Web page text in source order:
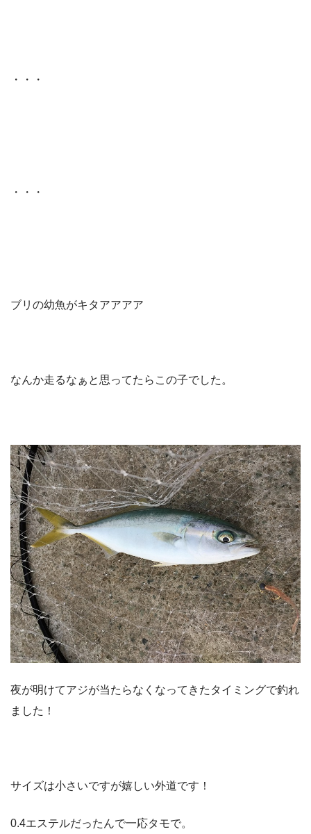
・・・
・・・
ブリの幼魚がキタアアアア
なんか走るなぁと思ってたらこの子でした。
夜が明けてアジが当たらなくなってきたタイミングで釣れ
ました！
サイズは小さいですが嬉しい外道です！
0.4エステルだったんで一応タモで。